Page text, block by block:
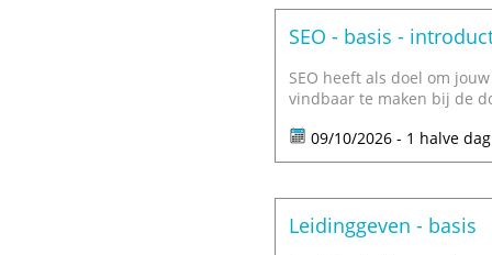
SEO - basis -
SEO heeft als doel om
vindbaar te maken bij de
09/10/2026 - 1 halve dag
Leidinggeven - basis